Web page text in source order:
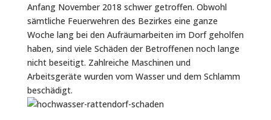
Anfang November 2018 schwer getroffen. Obwohl
sämtliche Feuerwehren des Bezirkes eine ganze
Woche lang bei den Aufräumarbeiten im Dorf geholfen
haben, sind viele Schäden der Betroffenen noch lange
nicht beseitigt. Zahlreiche Maschinen und
Arbeitsgeräte wurden vom Wasser und dem Schlamm
beschädigt.